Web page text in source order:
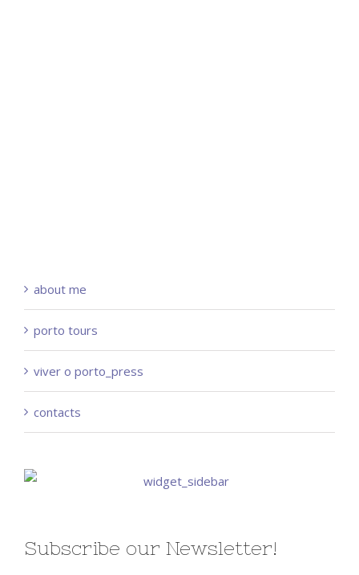
about me
porto tours
viver o porto_press
contacts
Subscribe our Newsletter!